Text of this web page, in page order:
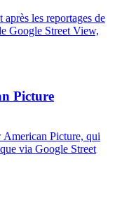
les reportages de
Google Street View,
Picture
Picture, qui
via Google Street